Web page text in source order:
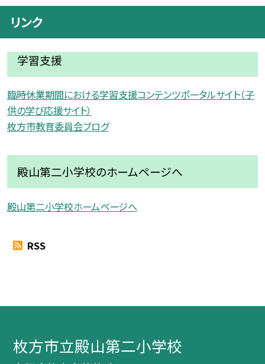
リンク
学習支援
臨時休業期間における学習支援コンテンツポータルサイト（子
供の学び応援サイト）
枚方市教育委員会ブログ
殿山第二小学校のホームページへ
殿山第二小学校ホームページへ
RSS
枚方市立殿山第二小学校